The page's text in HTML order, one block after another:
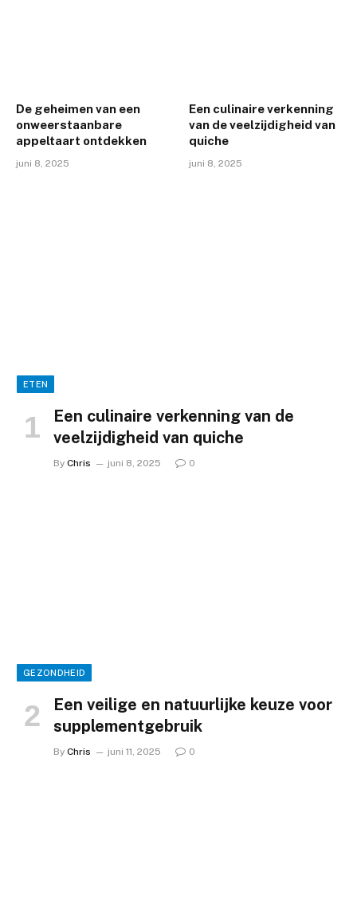
De geheimen van een
onweerstaanbare
appeltaart ontdekken
juni 8, 2025
Een culinaire verkenning
van de veelzijdigheid van
quiche
juni 8, 2025
ETEN
Een culinaire verkenning van de
veelzijdigheid van quiche
By Chris juni 8, 2025 0
GEZONDHEID
Een veilige en natuurlijke keuze voor
supplementgebruik
By Chris juni 11, 2025 0